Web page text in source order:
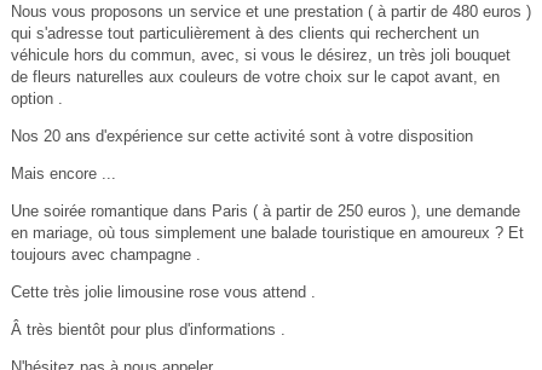
Nous vous proposons un service et une prestation ( à partir de 480 euros )
qui s'adresse tout particulièrement à des clients qui recherchent un
véhicule hors du commun, avec, si vous le désirez, un très joli bouquet
de fleurs naturelles aux couleurs de votre choix sur le capot avant, en
option .
Nos 20 ans d'expérience sur cette activité sont à votre disposition
Mais encore ...
Une soirée romantique dans Paris ( à partir de 250 euros ), une demande
en mariage, où tous simplement une balade touristique en amoureux ? Et
toujours avec champagne .
Cette très jolie limousine rose vous attend .
Â très bientôt pour plus d'informations .